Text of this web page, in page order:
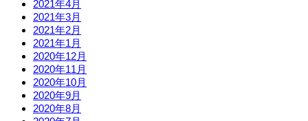
2021年4月
2021年3月
2021年2月
2021年1月
2020年12月
2020年11月
2020年10月
2020年9月
2020年8月